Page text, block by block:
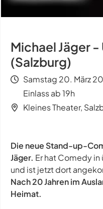
Michael Jäger
(Salzburg)
Samstag 20. März
Einlass ab 19h
Kleines Theater,
Die neue Stand-up-
Jäger. Er hat Comedy
und ist jetzt dort
Nach 20 Jahren im
Heimat.